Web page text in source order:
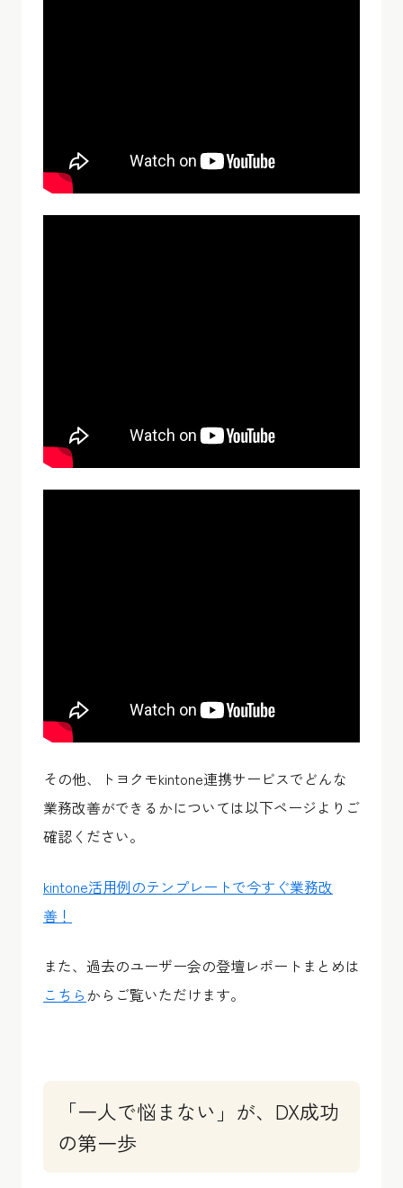
その他、トヨクモkintone連携サービスでどんな
業務改善ができるかについては以下ページよりご
確認ください。
kintone活用例のテンプレートで今すぐ業務改
善！
また、過去のユーザー会の登壇レポートまとめは
こちらからご覧いただけます。
「一人で悩まない」が、DX成功
の第一歩